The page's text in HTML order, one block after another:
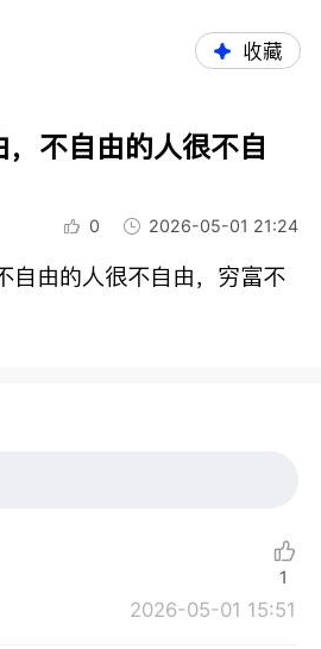
收藏
，不自由的人很不自
0 2026-05-01 21:24
自由的人很不自由，穷富不
2026-05-01 15:51
1